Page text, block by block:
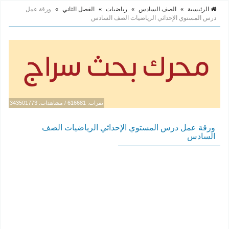
الرئيسية » الصف السادس » رياضيات » الفصل الثاني »
ورقة عمل
درس المستوي الإحداثي الرياضيات الصف السادس
نقرات: 616681 / مشاهدات: 343501773
ورقة عمل درس المستوي الإحداثي الرياضيات الصف
السادس